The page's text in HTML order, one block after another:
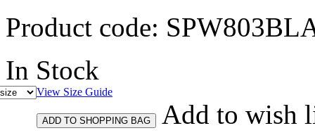
Product code:
In Stock
View Size Guide
Add to wish